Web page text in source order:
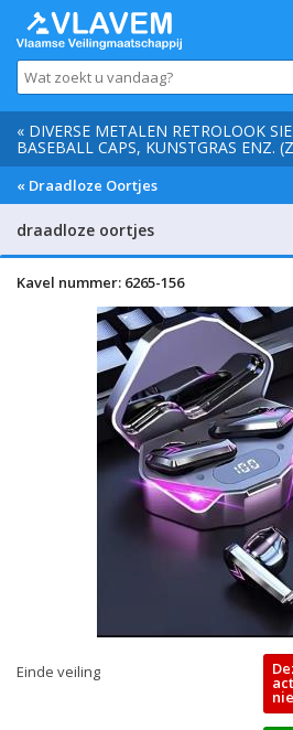
« DIVERSE METALEN RETROLOOK
BASEBALL CAPS, KUNSTGRAS ENZ.
« Draadloze Oortjes
draadloze oortjes
Kavel nummer: 6265-156
Einde veiling